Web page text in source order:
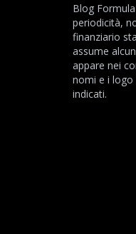
Blog
periodicità,
finanziario
assume
appare nei
nomi e i logo
indicati.